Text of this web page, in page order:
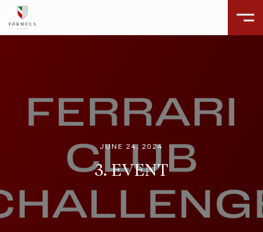
JUNE 24, 2024
3. EVENT